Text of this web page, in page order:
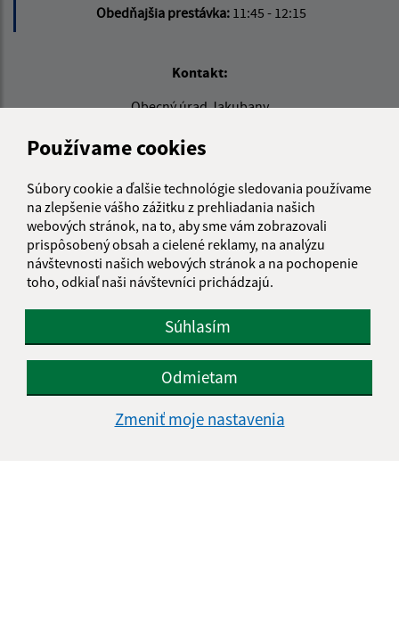
Používame cookies
Súbory cookie a ďalšie technológie sledovania používame
na zlepšenie vášho zážitku z prehliadania našich
webových stránok, na to, aby sme vám zobrazovali
prispôsobený obsah a cielené reklamy, na analýzu
návštevnosti našich webových stránok a na pochopenie
toho, odkiaľ naši návštevníci prichádzajú.
Súhlasím
Odmietam
Zmeniť moje nastavenia
Obedňajšia prestávka: 11:45 - 12:15
Kontakt:
Obecný úrad Jakubany
065 12 Jakubany
jakubany@jakubany.sk
+421 524 283 651
IČO: 00329924